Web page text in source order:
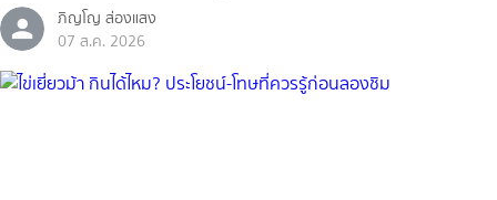
ภิญโญ ส่องแสง
07 ส.ค. 2026